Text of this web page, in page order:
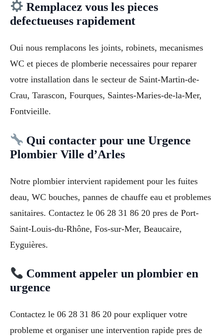
Remplacez vous les pieces
defectueuses rapidement
Oui nous remplacons les joints, robinets, mecanismes
WC et pieces de plomberie necessaires pour reparer
votre installation dans le secteur de Saint-Martin-de-
Crau, Tarascon, Fourques, Saintes-Maries-de-la-Mer,
Fontvieille.
Qui contacter pour une Urgence
Plombier Ville d’Arles
Notre plombier intervient rapidement pour les fuites
deau, WC bouches, pannes de chauffe eau et problemes
sanitaires. Contactez le 06 28 31 86 20 pres de Port-
Saint-Louis-du-Rhône, Fos-sur-Mer, Beaucaire,
Eyguières.
Comment appeler un plombier en
urgence
Contactez le 06 28 31 86 20 pour expliquer votre
probleme et organiser une intervention rapide pres de